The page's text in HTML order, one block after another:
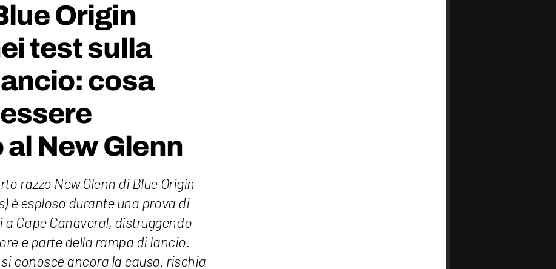
Origin
test sulla
cosa
New Glenn
razzo New Glenn di Blue Origin
è esploso durante una prova di
Cape Canaveral, distruggendo
e parte della rampa di lancio.
conosce ancora la causa, rischia